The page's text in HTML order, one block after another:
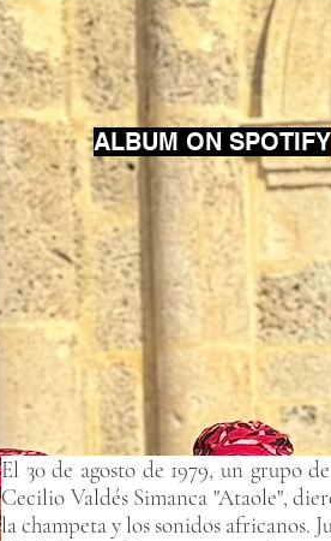
ALBUM ON SPOTIFY
El 30 de agosto de 1979, un grupo
Cecilio Valdés Simanca "Ataole",
la champeta y los sonidos africanos.